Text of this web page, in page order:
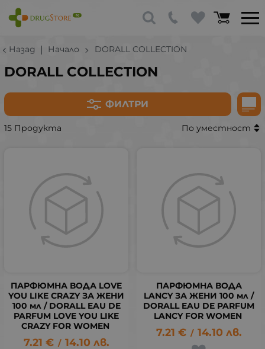
Назад Начало DORALL COLLECTION
DORALL COLLECTION
ФИЛТРИ
15 Продукта По уместност
ПАРФЮМНА ВОДА LOVE
YOU LIKE CRAZY ЗА ЖЕНИ
100 мл / DORALL EAU DE
PARFUM LOVE YOU LIKE
CRAZY FOR WOMEN
7.21 € / 14.10 лв.
ПАРФЮМНА ВОДА
LANCY ЗА ЖЕНИ 100 мл /
DORALL EAU DE PARFUM
LANCY FOR WOMEN
7.21 € / 14.10 лв.